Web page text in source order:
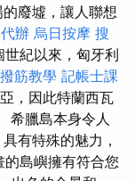
廢墟，讓人聯想
辦 烏日按摩 搜
世紀以來，匈牙利
撥筋教學 記帳士課
，因此特蘭西瓦
希臘島本身令人
有特殊的魅力，
的島嶼擁有符合您